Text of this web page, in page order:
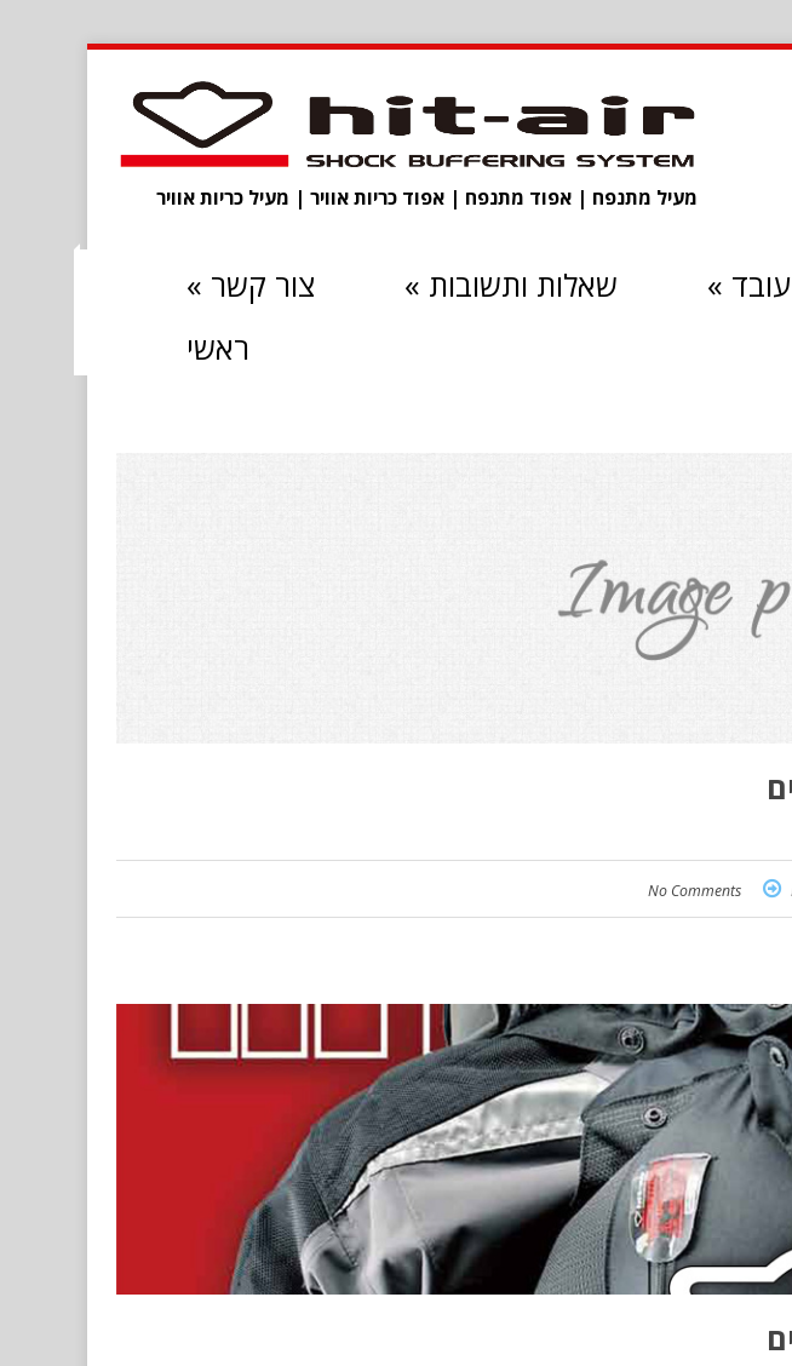
מעיל מתנפח | אפוד מתנפח | אפוד כריות אוויר | מעיל כריות אוויר
צור קשר » שאלות ותשובות » »
ראשי
No Comments